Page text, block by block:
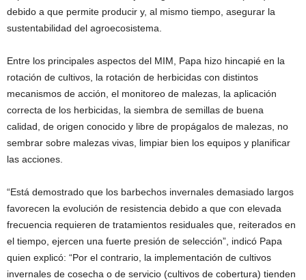
debido a que permite producir y, al mismo tiempo, asegurar la
sustentabilidad del agroecosistema.
Entre los principales aspectos del MIM, Papa hizo hincapié en la
rotación de cultivos, la rotación de herbicidas con distintos
mecanismos de acción, el monitoreo de malezas, la aplicación
correcta de los herbicidas, la siembra de semillas de buena
calidad, de origen conocido y libre de propágalos de malezas, no
sembrar sobre malezas vivas, limpiar bien los equipos y planificar
las acciones.
“Está demostrado que los barbechos invernales demasiado largos
favorecen la evolución de resistencia debido a que con elevada
frecuencia requieren de tratamientos residuales que, reiterados en
el tiempo, ejercen una fuerte presión de selección”, indicó Papa
quien explicó: “Por el contrario, la implementación de cultivos
invernales de cosecha o de servicio (cultivos de cobertura) tienden